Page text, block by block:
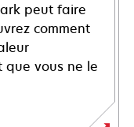
peut faire
comment
que vous ne le